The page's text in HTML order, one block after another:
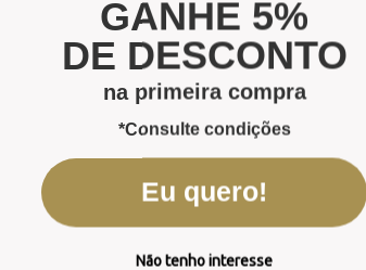
GANHE 5%
DE DESCONTO
na primeira compra
*Consulte condições
Eu quero!
Não tenho interesse
cód.: 1556